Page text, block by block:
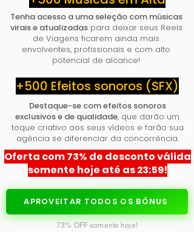
Tenha acesso a uma seleção com músicas
virais e atualizadaspara deixar seus Reels
de Viagens ficarem ainda mais
envolventes, profissionais e com alto
potencial de alcance!
+500 Efeitos sonoros (SFX)
Destaque-se com efeitos sonoros
exclusivos e de qualidade, que darão um
toque criativo aos seus vídeos e farão sua
agência se diferenciar da concorrência.
Oferta com 73% de desconto válida
somente hoje até as 23:59!
APROVEITAR TODOS OS BÔNUS
73% OFF somente hoje!